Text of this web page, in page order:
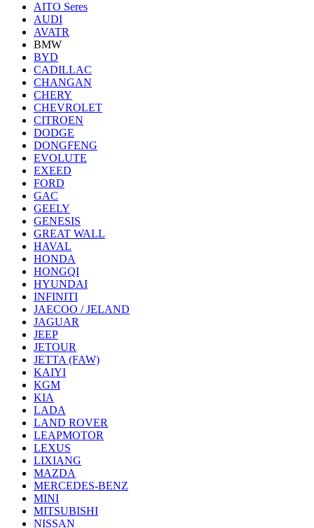
AITO Seres
AUDI
AVATR
BMW
BYD
CADILLAC
CHANGAN
CHERY
CHEVROLET
CITROEN
DODGE
DONGFENG
EVOLUTE
EXEED
FORD
GAC
GEELY
GENESIS
GREAT WALL
HAVAL
HONDA
HONGQI
HYUNDAI
INFINITI
JAECOO / JELAND
JAGUAR
JEEP
JETOUR
JETTA (FAW)
KAIYI
KGM
KIA
LADA
LAND ROVER
LEAPMOTOR
LEXUS
LIXIANG
MAZDA
MERCEDES-BENZ
MINI
MITSUBISHI
NISSAN